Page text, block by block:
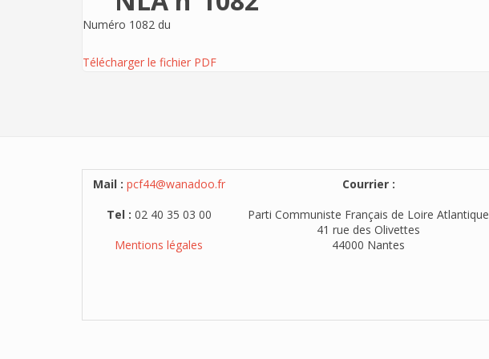
Numéro 1082 du
Télécharger le fichier PDF
Mail : pcf44@wanadoo.fr
Tel : 02 40 35 03 00
Mentions légales
Courrier :
Parti Communiste Français de Loire Atlantique
41 rue des Olivettes
44000 Nantes